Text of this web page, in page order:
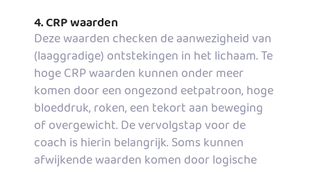
4. CRP waarden
Deze waarden checken de aanwezigheid van
(laaggradige) ontstekingen in het lichaam. Te
hoge CRP waarden kunnen onder meer
komen door een ongezond eetpatroon, hoge
bloeddruk, roken, een tekort aan beweging
of overgewicht. De vervolgstap voor de
coach is hierin belangrijk. Soms kunnen
afwijkende waarden komen door logische